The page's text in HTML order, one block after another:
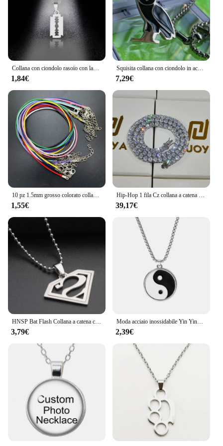
1,84€
Squisita collana con ciondolo in acciaio inossidabile collana con personalità in stile Hip Hop catena maglione Trend gioielli di nicchia per uomo e donna
7,29€
1,55€ 39,17€
HNSP Bat Flash Collana a catena con ciondolo in acciaio inossidabile per uomo Gioielli Ragazzo Accessori anime Regalo
3,79€
Moda acciaio inossidabile Yin Ying Yang collana con ciondolo collana bianca nera amicizia uomo catena a maglie collane gioielli Vintage
2,39€